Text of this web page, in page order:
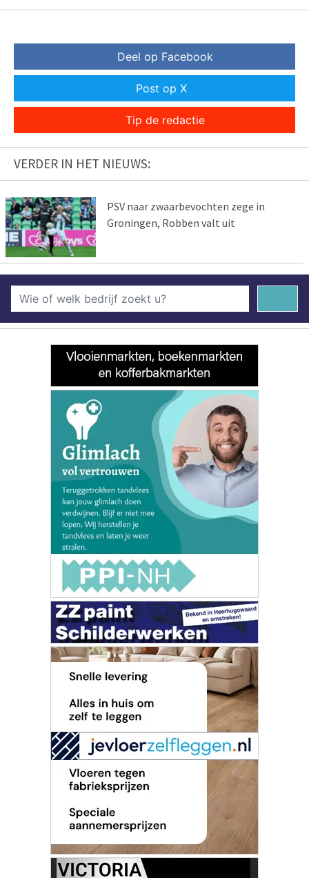
Deel op Facebook
Post op X
Tip de redactie
VERDER IN HET NIEUWS:
PSV naar zwaarbevochten zege in
Groningen, Robben valt uit